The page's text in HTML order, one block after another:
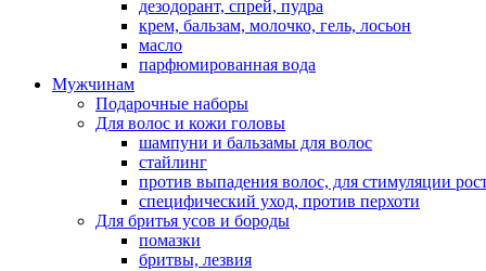
дезодорант, спрей, пудра
крем, бальзам, молочко, гель, лосьон
масло
парфюмированная вода
Мужчинам
Подарочные наборы
Для волос и кожи головы
шампуни и бальзамы для волос
стайлинг
против выпадения волос, для стимуляции
специфический уход, против перхоти
Для бритья усов и бороды
помазки
бритвы, лезвия